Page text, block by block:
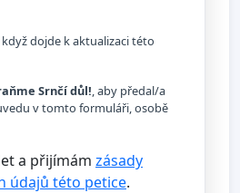
dojde k aktualizaci této
Srnčí důl!, aby předal/a
v tomto formuláři, osobě
a přijímám zásady
údajů této petice.